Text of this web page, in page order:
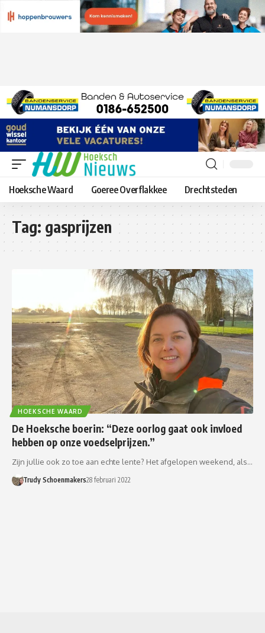
Hoeksche Waard Goeree Overflakkee Drechtsteden
Tag: gasprijzen
HOEKSCHE WAARD
De Hoeksche boerin: “Deze oorlog gaat ook invloed
hebben op onze voedselprijzen.”
Zijn jullie ook zo toe aan echte lente? Het afgelopen weekend, als…
Trudy Schoenmakers28 februari 2022